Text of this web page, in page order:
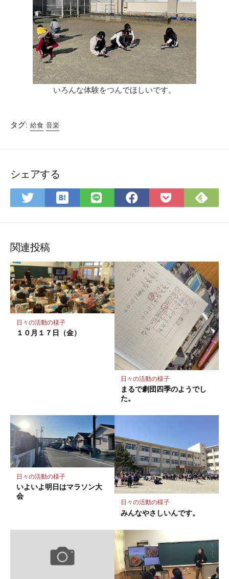
いろんな体験をつんでほしいです。
タグ: 給食 音楽
シェアする
Twitter
で
ア
は
て
ク
マ
ー
ク
に
存
LINE
で
Facebook
で
Pocket
に
で
関連投稿
日々の活動の様子
１０月１７日（金）
日々の活動の様子
まるで劇団四季のようでし
た。
日々の活動の様子
いよいよ明日はマラソン大
会
日々の活動の様子
みんなやさしいんです。